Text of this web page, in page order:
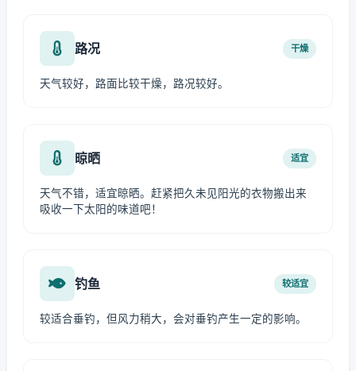
路况 干燥
天气较好，路面比较干燥，路况较好。
晾晒 适宜
天气不错，适宜晾晒。赶紧把久未见阳光的衣物搬出来
吸收一下太阳的味道吧！
钓鱼 较适宜
较适合垂钓，但风力稍大，会对垂钓产生一定的影响。